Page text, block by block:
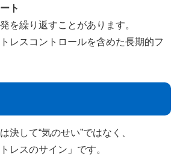
ト
を繰り返すことがあります。
レスコントロールを含めた長期的フ
決して“気のせい”ではなく、
レスのサイン」です。